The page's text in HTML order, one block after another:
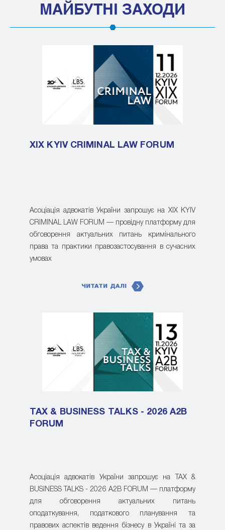
МАЙБУТНІ ЗАХОДИ
XIX KYIV CRIMINAL LAW FORUM
Асоціація адвокатів України запрошує на XIX KYIV
CRIMINAL LAW FORUM — провідну платформу для
обговорення актуальних питань кримінального
права та практики правозастосування в сучасних
умовах
ЧИТАТИ ДАЛІ
TAX & BUSINESS TALKS - 2026 A2B
FORUM
Асоціація адвокатів України запрошує на TAX &
BUSINESS TALKS - 2026 A2B FORUM — платформу
для обговорення актуальних питань
оподаткування, податкового планування та
правових аспектів ведення бізнесу в Україні та за